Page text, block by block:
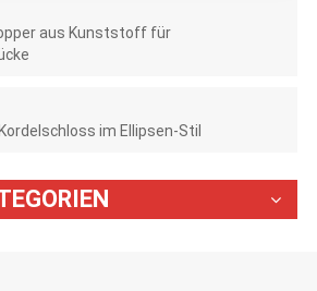
aus Kunststoff für
im Ellipsen-Stil